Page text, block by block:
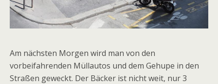
Am nächsten Morgen wird man von den
vorbeifahrenden Müllautos und dem Gehupe in den
Straßen geweckt. Der Bäcker ist nicht weit, nur 3